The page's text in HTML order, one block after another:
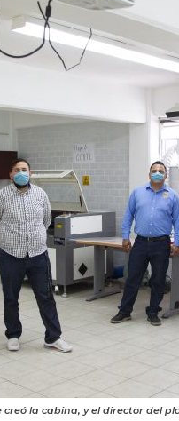
la cabina, y el director del